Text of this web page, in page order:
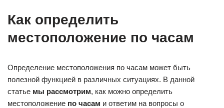
Как определить
местоположение по часам
Определение местоположения по часам может быть
полезной функцией в различных ситуациях. В данной
статье мы рассмотрим, как можно определить
местоположение по часам и ответим на вопросы о